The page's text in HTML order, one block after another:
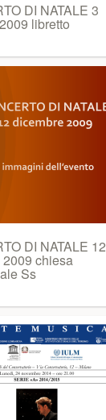
DI NATALE 3
libretto
DI NATALE 12
chiesa
Ss